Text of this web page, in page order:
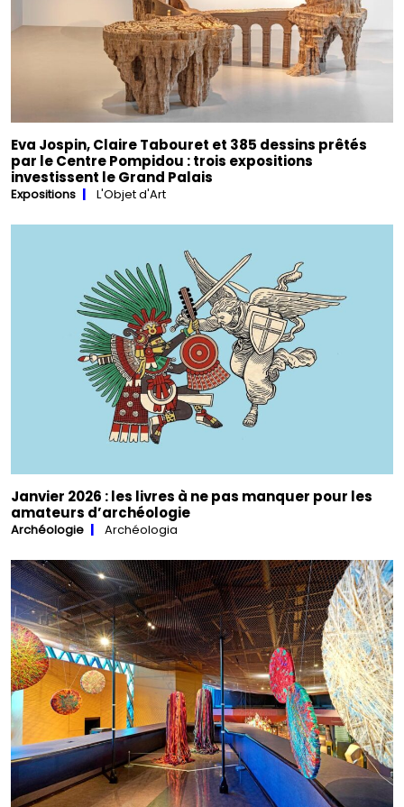
Eva Jospin, Claire Tabouret et 385 dessins prêtés
par le Centre Pompidou : trois expositions
investissent le Grand Palais
Expositions L'Objet d'Art
Janvier 2026 : les livres à ne pas manquer pour les
amateurs d’archéologie
Archéologie Archéologia